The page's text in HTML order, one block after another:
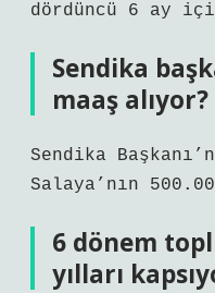
dördüncü 6 ay
Sendika
maaş alıyor?
Sendika
Salaya’nın
6 dönem
yılları